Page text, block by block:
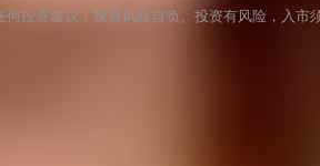
投资建议！投资风险自负。投资有风险，入市